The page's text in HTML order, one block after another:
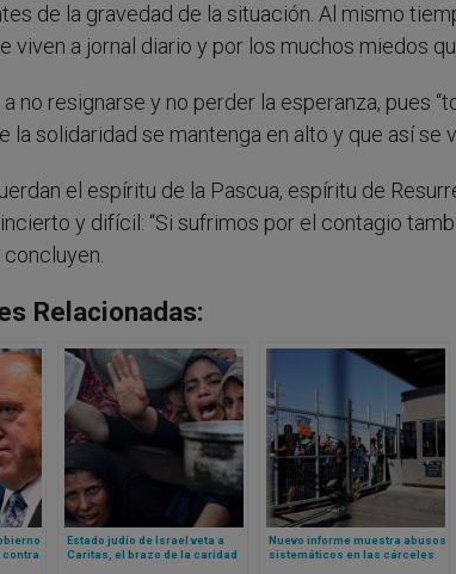
de la gravedad de la situación. Al mismo
viven a jornal diario y por los muchos miedos
no resignarse y no perder la esperanza, pues
la solidaridad se mantenga en alto y que así se
el espíritu de la Pascua, espíritu de
y difícil: “Si sufrimos por el contagio
concluyen.
Relacionadas:
contra
Estado judío de Israel veta a
Caritas, el brazo de la caridad
Nuevo informe muestra abusos
sistemáticos en las cárceles